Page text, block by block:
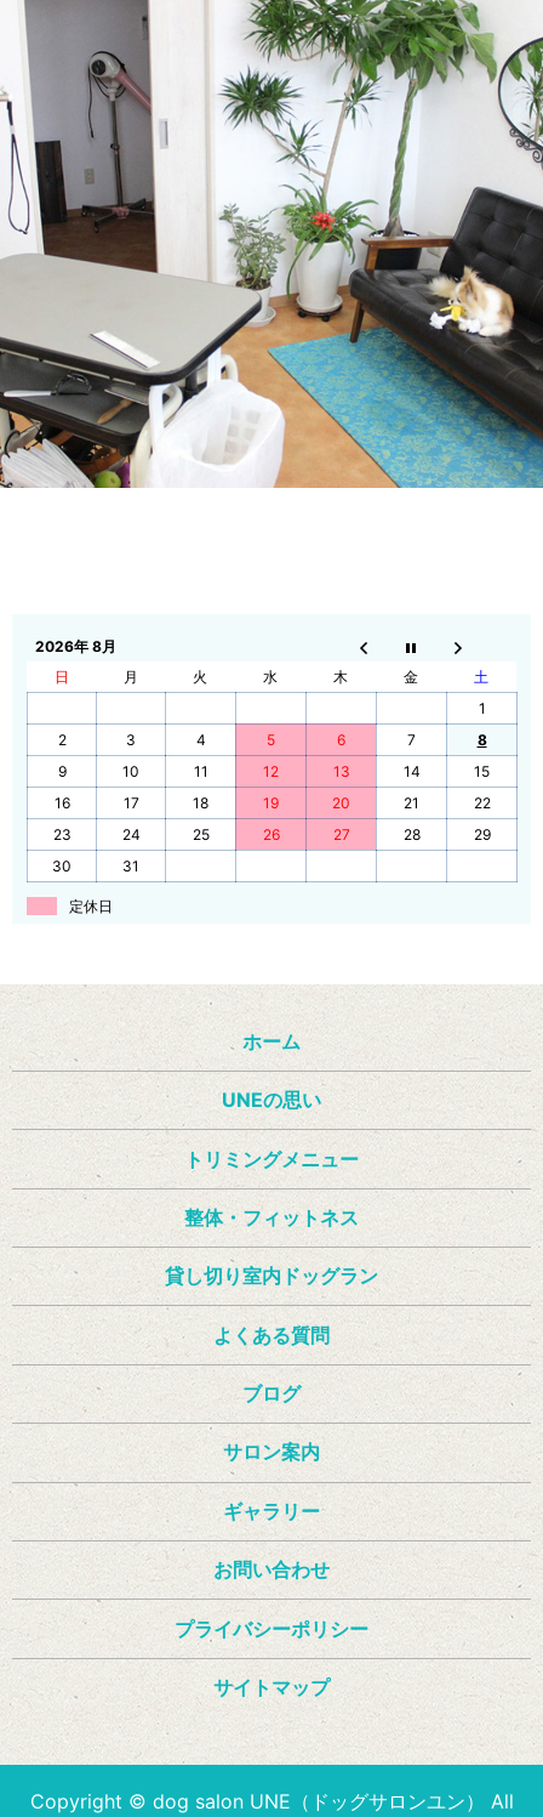
2026年 8月
日
月 火 水 木 金
土
1
2
3 4 5 6 7
8
9
10 11 12 13 14
15
16
17 18 19 20 21
22
23
24 25 26 27 28
29
30
31
定休日
ホーム
UNEの思い
トリミングメニュー
整体・フィットネス
貸し切り室内ドッグラン
よくある質問
ブログ
サロン案内
ギャラリー
お問い合わせ
プライバシーポリシー
サイトマップ
Copyright © dog salon UNE（ドッグサロンユン） All